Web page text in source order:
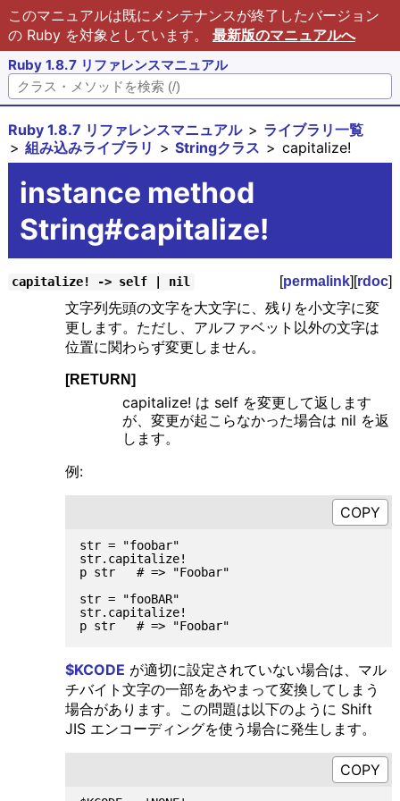
このマニュアルは既にメンテナンスが終了したバージョン
の Ruby を対象としています。 最新版のマニュアルへ
Ruby 1.8.7 リファレンスマニュアル
Ruby 1.8.7 リファレンスマニュアル
ライブラリ一覧
組み込みライブラリ
Stringクラス capitalize!
instance method
String#capitalize!
capitalize! -> self | nil [permalink][rdoc]
文字列先頭の文字を大文字に、残りを小文字に変
更します。ただし、アルファベット以外の文字は
位置に関わらず変更しません。
[RETURN]
capitalize! は self を変更して返します
が、変更が起こらなかった場合は nil を返
します。
例:
str = "foobar"
str.capitalize!
p str   # => "Foobar"
str = "fooBAR"
str.capitalize!
$KCODE が適切に設定されていない場合は、マル
チバイト文字の一部をあやまって変換してしまう
場合があります。この問題は以下のように Shift
JIS エンコーディングを使う場合に発生します。